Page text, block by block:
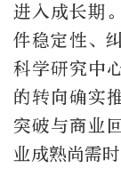
进入成长期
件稳定性、
科学研究中
的转向确实
突破与商业
业成熟尚需